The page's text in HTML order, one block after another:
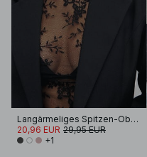
Langärmeliges Spitzen-Oberteil
20,96 EUR 29,95 EUR
+1